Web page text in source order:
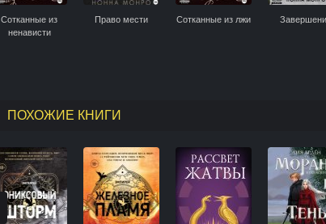
Сотканные из
ненависти
Право мести Сотканные из лжи
ПОХОЖИЕ КНИГИ